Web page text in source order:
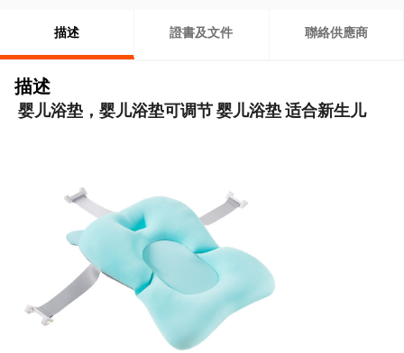
描述 證書及文件 聯絡供應商
描述
婴儿浴垫，婴儿浴垫可调节 婴儿浴垫 适合新生儿